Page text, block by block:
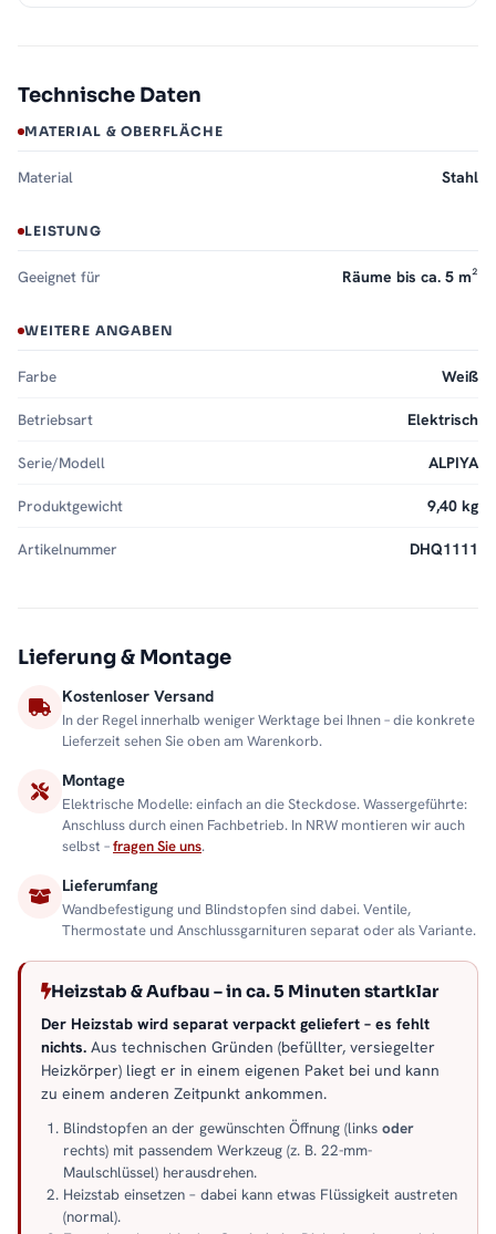
Technische Daten
MATERIAL & OBERFLÄCHE
Material Stahl
LEISTUNG
Geeignet für Räume bis ca. 5 m²
WEITERE ANGABEN
Farbe Weiß
Betriebsart Elektrisch
Serie/Modell ALPIYA
Produktgewicht 9,40 kg
Artikelnummer DHQ1111
Lieferung & Montage
Kostenloser Versand
In der Regel innerhalb weniger Werktage bei Ihnen – die konkrete
Lieferzeit sehen Sie oben am Warenkorb.
Montage
Elektrische Modelle: einfach an die Steckdose. Wassergeführte:
Anschluss durch einen Fachbetrieb. In NRW montieren wir auch
selbst –fragen Sie uns.
Lieferumfang
Wandbefestigung und Blindstopfen sind dabei. Ventile,
Thermostate und Anschlussgarnituren separat oder als Variante.
Heizstab & Aufbau – in ca. 5 Minuten startklar
Der Heizstab wird separat verpackt geliefert – es fehlt
nichts. Aus technischen Gründen (befüllter, versiegelter
Heizkörper) liegt er in einem eigenen Paket bei und kann
zu einem anderen Zeitpunkt ankommen.
Blindstopfen an der gewünschten Öffnung (links oder
rechts) mit passendem Werkzeug (z. B. 22-mm-
Maulschlüssel) herausdrehen.
Heizstab einsetzen – dabei kann etwas Flüssigkeit austreten
(normal).